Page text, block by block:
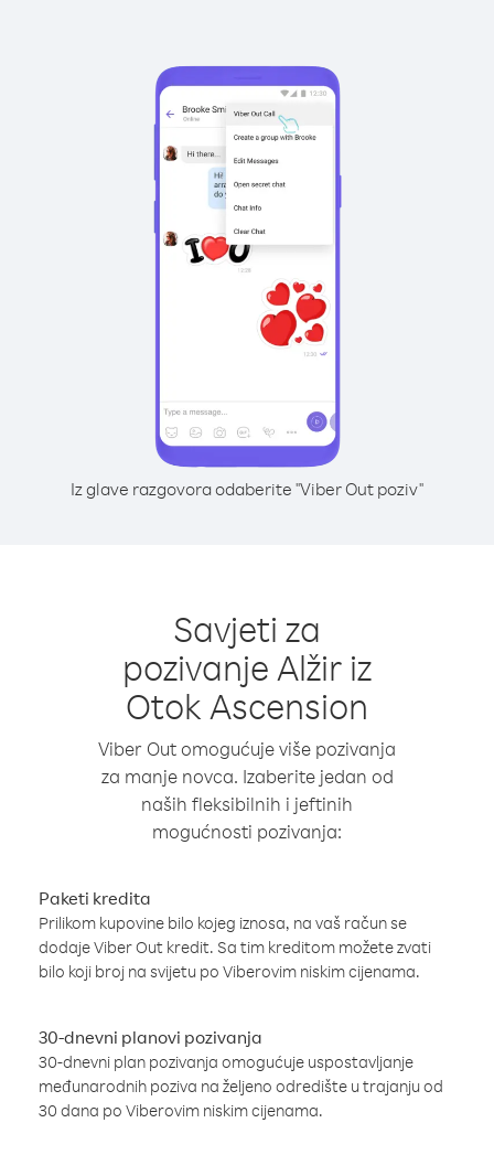
Iz glave razgovora odaberite "Viber Out poziv"
Savjeti za
pozivanje Alžir iz
Otok Ascension
Viber Out omogućuje više pozivanja
za manje novca. Izaberite jedan od
naših fleksibilnih i jeftinih
mogućnosti pozivanja:
Paketi kredita
Prilikom kupovine bilo kojeg iznosa, na vaš račun se
dodaje Viber Out kredit. Sa tim kreditom možete zvati
bilo koji broj na svijetu po Viberovim niskim cijenama.
30-dnevni planovi pozivanja
30-dnevni plan pozivanja omogućuje uspostavljanje
međunarodnih poziva na željeno odredište u trajanju od
30 dana po Viberovim niskim cijenama.